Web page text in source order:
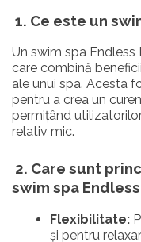
1. Ce este un
Un swim spa Endless
care combină
ale unui spa. Acesta
pentru a crea un
permițând
relativ mic.
2. Care sunt
swim spa
Flexibilitate:
și pentru